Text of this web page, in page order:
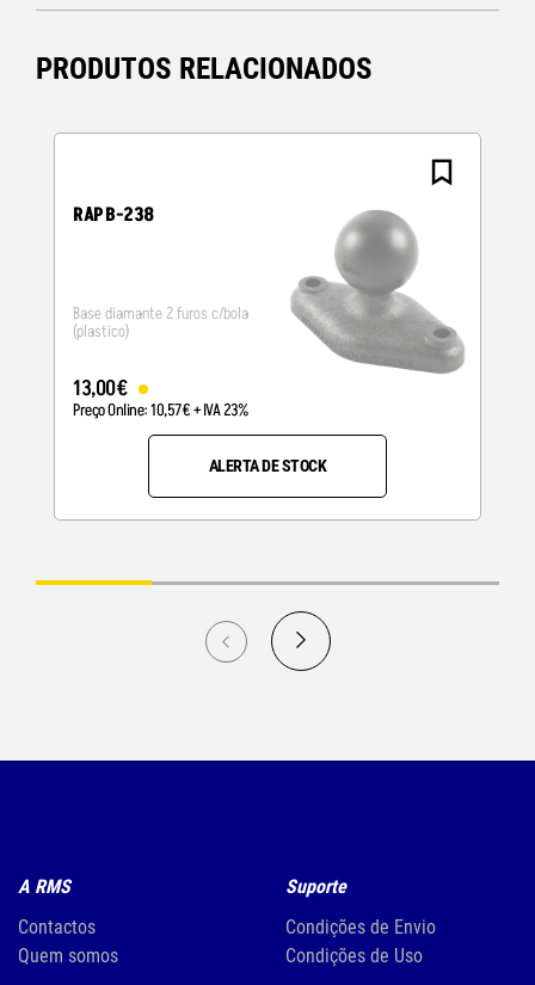
PRODUTOS RELACIONADOS
RAP B-238
Base diamante 2 furos c/bola
(plastico)
13,00€
Preço Online:10,57€+ IVA 23%
ALERTA DE STOCK
A RMS
Contactos
Quem somos
Suporte
Condições de Envio
Condições de Uso